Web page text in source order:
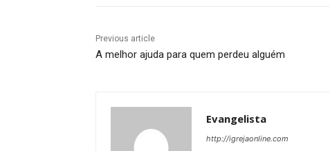
Previous article
A melhor ajuda para quem perdeu alguém
Evangelista
http://igrejaonline.com